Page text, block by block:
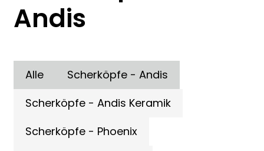
Andis
Alle
Scherköpfe - Andis
Scherköpfe - Andis Keramik
Scherköpfe - Phoenix